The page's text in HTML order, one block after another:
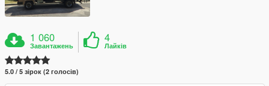
1 060
Завантажень
4
Лайків
5.0 / 5 зірок (2 голосів)